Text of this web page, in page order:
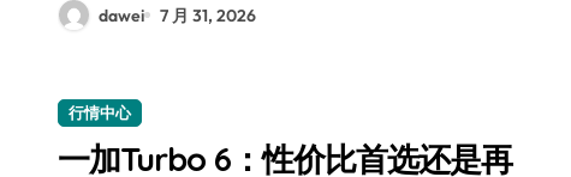
dawei 7 月 31, 2026
行情中心
一加Turbo 6：性价比首选还是再